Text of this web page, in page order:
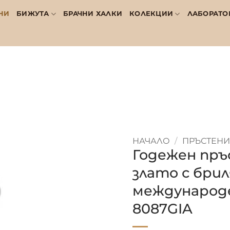
БИЖУТА БРАЧНИ ХАЛКИ КОЛЕКЦИИ
НАЧАЛО /
Годежен
злато с
8087GIA